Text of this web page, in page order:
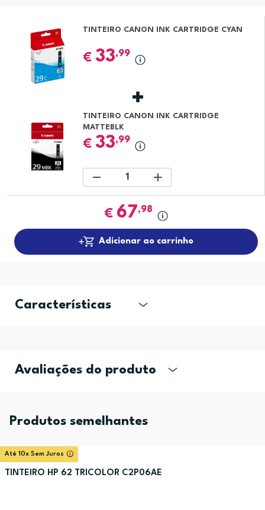
TINTEIRO CANON INK CARTRIDGE CYAN
€ 33,99
TINTEIRO CANON INK CARTRIDGE
MATTEBLK
€ 33,99
1
€ 67,98
Adicionar ao carrinho
Características
Avaliações do produto
Produtos semelhantes
Até 10x Sem Juros
TINTEIRO HP 62 TRICOLOR C2P06AE